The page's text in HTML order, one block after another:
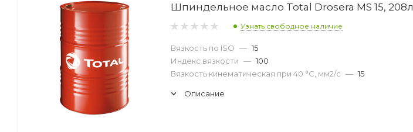
Шпиндельное масло Total Drosera MS 15, 208л
Узнать свободное наличие
Вязкость по ISO — 15
Индекс вязкости — 100
Вязкость кинематическая при 40 °С, мм2/с — 15
Описание